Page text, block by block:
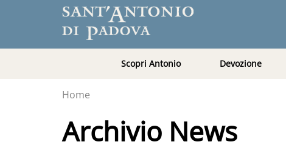
Scopri Antonio Devozione
Home
Archivio News